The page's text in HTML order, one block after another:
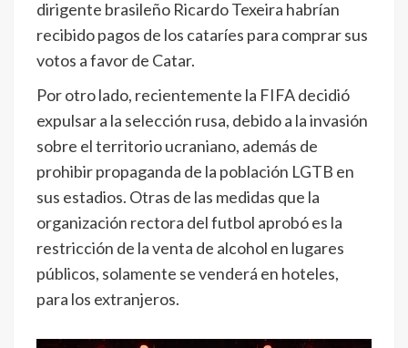
dirigente brasileño Ricardo Texeira habrían
recibido pagos de los cataríes para comprar sus
votos a favor de Catar.
Por otro lado, recientemente la FIFA decidió
expulsar a la selección rusa, debido a la invasión
sobre el territorio ucraniano, además de
prohibir propaganda de la población LGTB en
sus estadios. Otras de las medidas que la
organización rectora del futbol aprobó es la
restricción de la venta de alcohol en lugares
públicos, solamente se venderá en hoteles,
para los extranjeros.